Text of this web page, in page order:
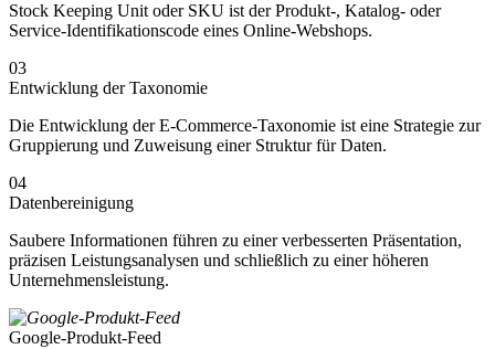
Stock Keeping Unit oder SKU ist der Produkt-, Katalog- oder
Service-Identifikationscode eines Online-Webshops.
03
Entwicklung der Taxonomie
Die Entwicklung der E-Commerce-Taxonomie ist eine Strategie zur
Gruppierung und Zuweisung einer Struktur für Daten.
04
Datenbereinigung
Saubere Informationen führen zu einer verbesserten Präsentation,
präzisen Leistungsanalysen und schließlich zu einer höheren
Unternehmensleistung.
Google-Produkt-Feed